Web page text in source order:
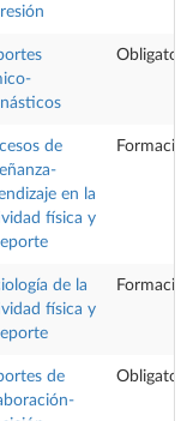
de
en la
física y
de la
física y
de